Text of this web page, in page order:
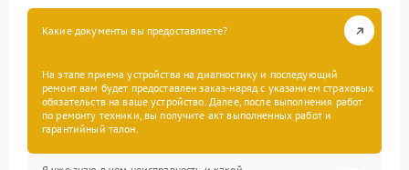
Какие документы вы предоставляете?
На этапе приема устройства на диагностику и последующий
ремонт вам будет предоставлен заказ-наряд с указанием страховых
обязательств на ваше устройство. Далее, после выполнения работ
по ремонту техники, вы получите акт выполненных работ и
гарантийный талон.